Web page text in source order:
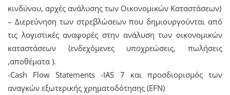
κινδύνου, αρχές ανάλυσης των Οικονομικών Καταστάσεων)
– Διερεύνηση των στρεβλώσεων που δημιουργούνται από
τις λογιστικές αναφορές στην ανάλυση των οικονομικών
καταστάσεων (ενδεχόμενες υποχρεώσεις, πωλήσεις
,αποθέματα ).
-Cash Flow Statements -IAS 7 και προσδιορισμός των
αναγκών εξωτερικής χρηματοδότησης (EFN)